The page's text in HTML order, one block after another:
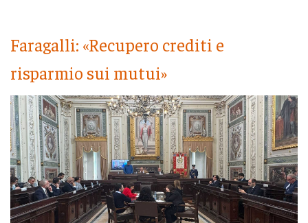
Faragalli: «Recupero crediti e
risparmio sui mutui»